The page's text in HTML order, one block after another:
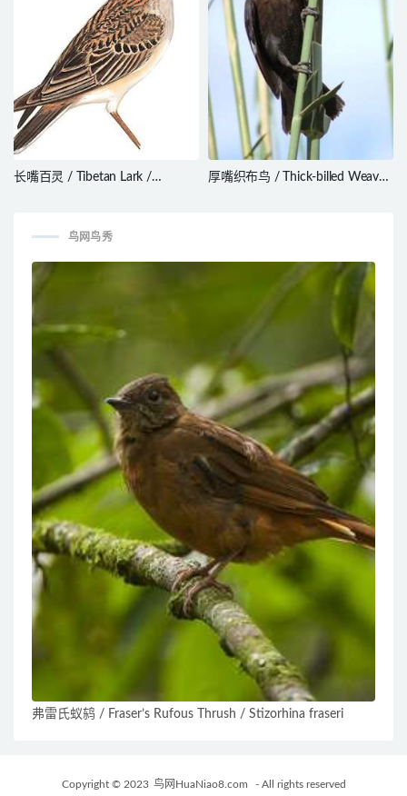
长嘴百灵 / Tibetan Lark /
厚嘴织布鸟 / Thick-billed Weaver
鸟网鸟秀
弗雷氏蚁鸫 / Fraser’s Rufous Thrush / Stizorhina fraseri
Copyright © 2023 鸟网HuaNiao8.com - All rights reserved